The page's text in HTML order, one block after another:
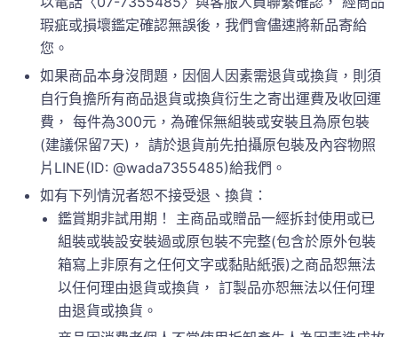
瑕疵或損壞鑑定確認無誤後，我們會儘速將新品寄給
您。
如果商品本身沒問題，因個人因素需退貨或換貨，則須
自行負擔所有商品退貨或換貨衍生之寄出運費及收回運
費， 每件為300元，為確保無組裝或安裝且為原包裝
(建議保留7天)， 請於退貨前先拍攝原包裝及內容物照
片LINE(ID: @wada7355485)給我們。
如有下列情況者恕不接受退、換貨：
鑑賞期非試用期！ 主商品或贈品一經拆封使用或已
組裝或裝設安裝過或原包裝不完整(包含於原外包裝
箱寫上非原有之任何文字或黏貼紙張)之商品恕無法
以任何理由退貨或換貨， 訂製品亦恕無法以任何理
由退貨或換貨。